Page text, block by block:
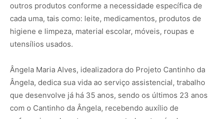
outros produtos conforme a necessidade específica de
cada uma, tais como: leite, medicamentos, produtos de
higiene e limpeza, material escolar, móveis, roupas e
utensílios usados.
Ângela Maria Alves, idealizadora do Projeto Cantinho da
Ângela, dedica sua vida ao serviço assistencial, trabalho
que desenvolve já há 35 anos, sendo os últimos 23 anos
com o Cantinho da Ângela, recebendo auxílio de